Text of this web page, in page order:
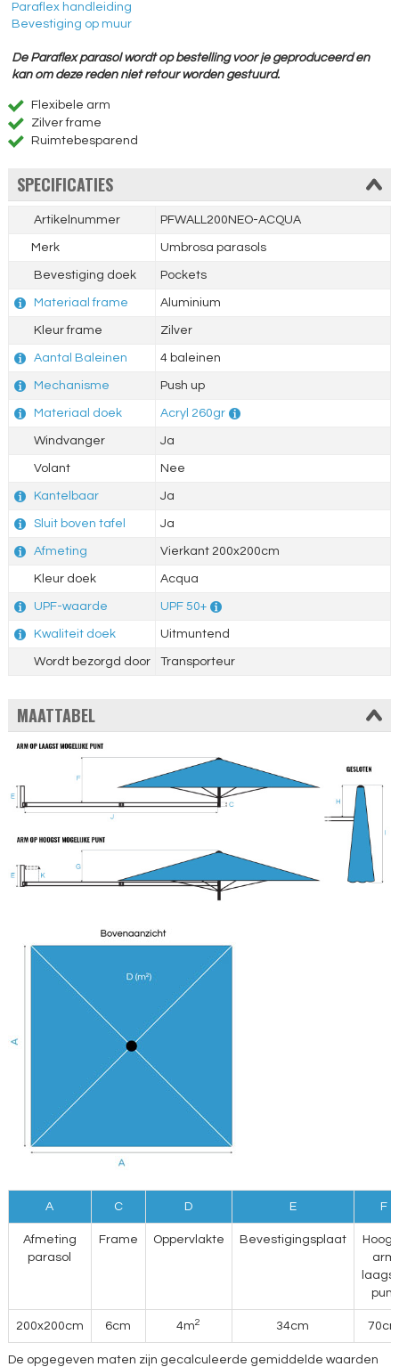
Paraflex handleiding
Bevestiging op muur
De Paraflex parasol wordt op bestelling voor je geproduceerd en
kan om deze reden niet retour worden gestuurd.
Flexibele arm
Zilver frame
Ruimtebesparend
SPECIFICATIES
Artikelnummer PFWALL200NEO-ACQUA
Merk Umbrosa parasols
Bevestiging doek Pockets
Materiaal frame Aluminium
Kleur frame Zilver
Aantal Baleinen 4 baleinen
Mechanisme Push up
Materiaal doek Acryl 260gr
Windvanger Ja
Volant Nee
Kantelbaar Ja
Sluit boven tafel Ja
Afmeting Vierkant 200x200cm
Kleur doek Acqua
UPF-waarde UPF 50+
Kwaliteit doek Uitmuntend
Wordt bezorgd door Transporteur
MAATTABEL
A C D E F
Afmeting
parasol
Frame Oppervlakte Bevestigingsplaat
arm
punt
200x200cm 6cm 4m2 34cm
De opgegeven maten zijn gecalculeerde gemiddelde waarden